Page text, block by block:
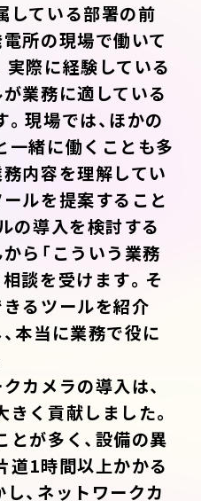
している部署の前
所の現場で働いて
際に経験している
業務に適している
現場では、ほかの
一緒に働くことも多
内容を理解してい
ルを提案すること
の導入を検討する
ら「こういう業務
談を受けます。そ
きるツールを紹介
本当に業務で役に
カメラの導入は、
く貢献しました。
が多く、設備の異
道1時間以上かかる
、ネットワークカ